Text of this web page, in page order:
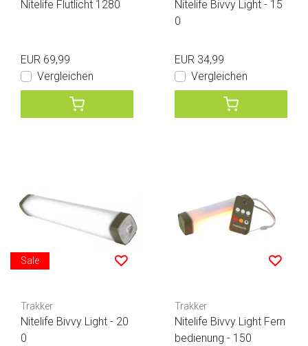
Nitelife Flutlicht 1280
EUR 69,99
Vergleichen
Nitelife Bivvy Light - 15
0
EUR 34,99
Vergleichen
Sale
Trakker
Nitelife Bivvy Light - 20
0
Trakker
Nitelife Bivvy Light Fern
bedienung - 150